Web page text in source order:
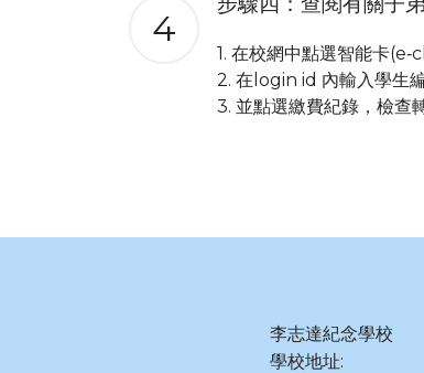
4
1. 在校網中點選智能卡
2. 在login id 內輸入學生
3. 並點選繳費紀錄，檢查
李志達紀念學校
學校地址: